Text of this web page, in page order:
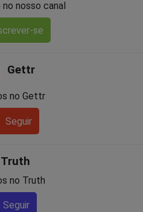
nosso canal
se
Gettr
no Gettr
Seguir
Truth
no Truth
Seguir